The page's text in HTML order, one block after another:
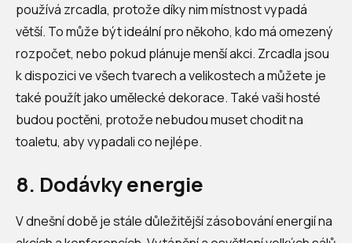
používá zrcadla, protože díky nim místnost vypadá
větší. To může být ideální pro někoho, kdo má omezený
rozpočet, nebo pokud plánuje menší akci. Zrcadla jsou
k dispozici ve všech tvarech a velikostech a můžete je
také použít jako umělecké dekorace. Také vaši hosté
budou poctěni, protože nebudou muset chodit na
toaletu, aby vypadali co nejlépe.
8. Dodávky energie
V dnešní době je stále důležitější zásobování energií na